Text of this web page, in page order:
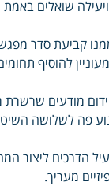
שואלים
קביעת סדר
להוסיף
מודעים
פה לשלושה
הדרכים ליצור
מעריך.